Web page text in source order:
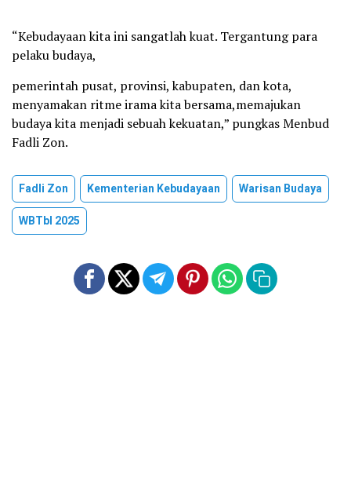
“Kebudayaan kita ini sangatlah kuat. Tergantung para
pelaku budaya,
pemerintah pusat, provinsi, kabupaten, dan kota,
menyamakan ritme irama kita bersama,memajukan
budaya kita menjadi sebuah kekuatan,” pungkas Menbud
Fadli Zon.
Fadli Zon Kementerian Kebudayaan
Warisan Budaya
WBTbI 2025